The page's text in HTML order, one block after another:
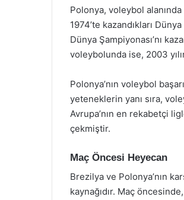
Polonya, voleybol
1974’te kazandıkları
Dünya Şampiyonası’nı
voleybolunda ise, 2003
Polonya’nın voleybol
yeteneklerin yanı sıra,
Avrupa’nın en rekabetçi
çekmiştir.
Maç Öncesi Heyecan
Brezilya ve Polonya’nın
kaynağıdır. Maç